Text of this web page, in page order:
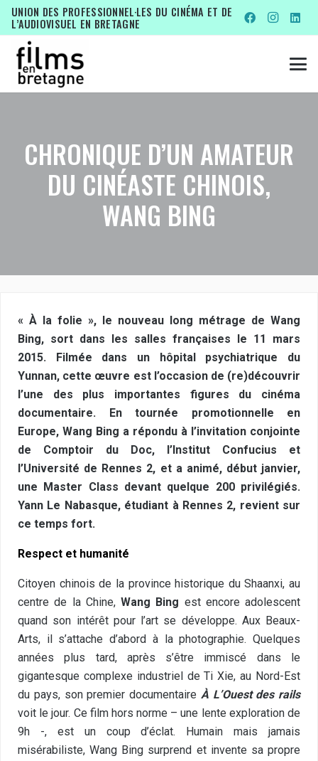
UNION DES PROFESSIONNEL·LES DU CINÉMA ET DE
L’AUDIOVISUEL EN BRETAGNE
CHRONIQUE D’UN AMATEUR
DU CINÉASTE CHINOIS,
WANG BING
« À la folie », le nouveau long métrage de Wang
Bing, sort dans les salles françaises le 11 mars
2015. Filmée dans un hôpital psychiatrique du
Yunnan, cette œuvre est l’occasion de (re)découvrir
l’une des plus importantes figures du cinéma
documentaire. En tournée promotionnelle en
Europe, Wang Bing a répondu à l’invitation conjointe
de Comptoir du Doc, l’Institut Confucius et
l’Université de Rennes 2, et a animé, début janvier,
une Master Class devant quelque 200 privilégiés.
Yann Le Nabasque, étudiant à Rennes 2, revient sur
ce temps fort.
Respect et humanité
Citoyen chinois de la province historique du Shaanxi, au
centre de la Chine, Wang Bing est encore adolescent
quand son intérêt pour l’art se développe. Aux Beaux-
Arts, il s’attache d’abord à la photographie. Quelques
années plus tard, après s’être immiscé dans le
gigantesque complexe industriel de Ti Xie, au Nord-Est
du pays, son premier documentaire À L’Ouest des rails
voit le jour. Ce film hors norme – une lente exploration de
9h -, est un coup d’éclat. Humain mais jamais
misérabiliste, Wang Bing surprend et invente sa propre